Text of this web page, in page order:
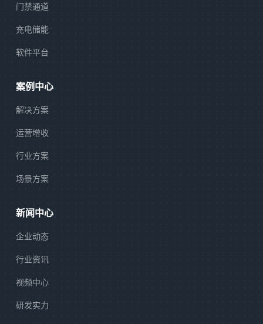
门禁通道
充电储能
软件平台
案例中心
解决方案
运营增收
行业方案
场景方案
新闻中心
企业动态
行业资讯
视频中心
研发实力